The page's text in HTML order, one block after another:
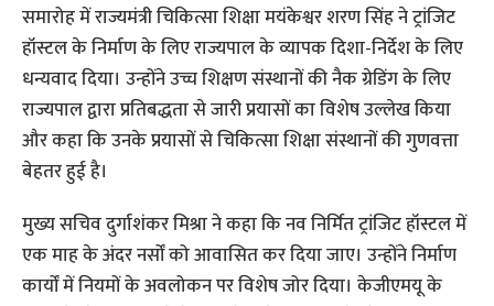
समारोह में राज्यमंत्री चिकित्सा शिक्षा मयंकेश्वर शरण सिंह ने ट्रांजिट
हॉस्टल के निर्माण के लिए राज्यपाल के व्यापक दिशा-निर्देश के लिए
धन्यवाद दिया। उन्होंने उच्च शिक्षण संस्थानों की नैक ग्रेडिंग के लिए
राज्यपाल द्वारा प्रतिबद्धता से जारी प्रयासों का विशेष उल्लेख किया
और कहा कि उनके प्रयासों से चिकित्सा शिक्षा संस्थानों की गुणवत्ता
बेहतर हुई है।
मुख्य सचिव दुर्गाशंकर मिश्रा ने कहा कि नव निर्मित ट्रांजिट हॉस्टल में
एक माह के अंदर नर्सों को आवासित कर दिया जाए। उन्होंने निर्माण
कार्यों में नियमों के अवलोकन पर विशेष जोर दिया। केजीएमयू के